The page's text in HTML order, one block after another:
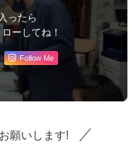
ったら
ーしてね！
Follow Me
願いします!